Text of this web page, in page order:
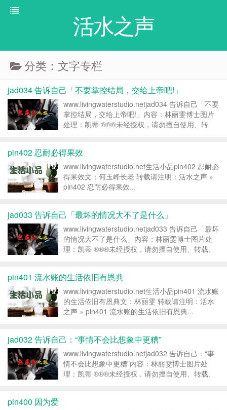
活水之声
分类：文字专栏
jad034 告诉自己「不要掌控结局，交给上帝吧!」
www.livingwaterstudio.netjad034 告诉自己「不要
掌控结局，交给上帝吧!」内容：林丽雯博士图片
处理：凯蒂 ®®®未经授权，请勿擅自使用、转
偷盗” ...
pin402 忍耐必得果效
www.livingwaterstudio.net生活小品pin402 忍耐必
得果效文：何玉峰长老 转载请注明：活水之声 »
pin402 忍耐必得果效...
jad033 告诉自己「最坏的情况大不了是什么」
www.livingwaterstudio.netjad033 告诉自己「最坏
的情况大不了是什么」内容：林丽雯博士图片处
理：凯蒂 ®®®未经授权，请勿擅自使用、转载、
®®...
pin401 流水账的生活依旧有恩典
www.livingwaterstudio.net生活小品pin401 流水账
的生活依旧有恩典文：林丽雯 转载请注明：活水
之声 » pin401 流水账的生活依旧有恩典...
jad032 告诉自己：“事情不会比想象中更糟”
www.livingwaterstudio.netjad032 告诉自己：“事
情不会比想象中更糟”内容：林丽雯博士图片处
理：凯蒂 ®®®未经授权，请勿擅自使用、转载、
pin400 因为爱